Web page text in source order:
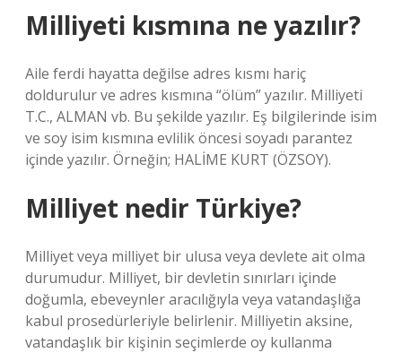
Milliyeti kısmına ne yazılır?
Aile ferdi hayatta değilse adres kısmı hariç
doldurulur ve adres kısmına “ölüm” yazılır. Milliyeti
T.C., ALMAN vb. Bu şekilde yazılır. Eş bilgilerinde isim
ve soy isim kısmına evlilik öncesi soyadı parantez
içinde yazılır. Örneğin; HALİME KURT (ÖZSOY).
Milliyet nedir Türkiye?
Milliyet veya milliyet bir ulusa veya devlete ait olma
durumudur. Milliyet, bir devletin sınırları içinde
doğumla, ebeveynler aracılığıyla veya vatandaşlığa
kabul prosedürleriyle belirlenir. Milliyetin aksine,
vatandaşlık bir kişinin seçimlerde oy kullanma